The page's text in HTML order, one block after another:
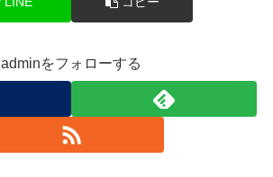
adminをフォローする